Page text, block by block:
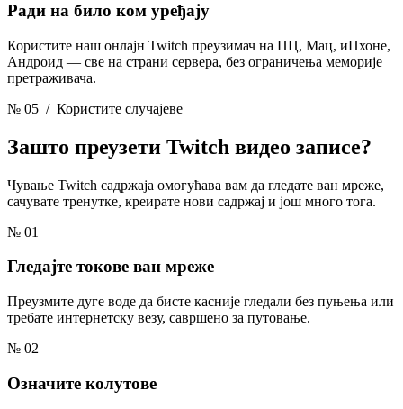
Ради на било ком уређају
Користите наш онлајн Twitch преузимач на ПЦ, Мац, иПхоне,
Андроид — све на страни сервера, без ограничења меморије
претраживача.
№ 05 / Користите случајеве
Зашто преузети Twitch видео записе?
Чување Twitch садржаја омогућава вам да гледате ван мреже,
сачувате тренутке, креирате нови садржај и још много тога.
№ 01
Гледајте токове ван мреже
Преузмите дуге воде да бисте касније гледали без пуњења или
требате интернетску везу, савршено за путовање.
№ 02
Означите колутове